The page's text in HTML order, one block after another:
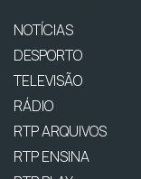
NOTÍCIAS
DESPORTO
TELEVISÃO
RÁDIO
RTP ARQUIVOS
RTP ENSINA